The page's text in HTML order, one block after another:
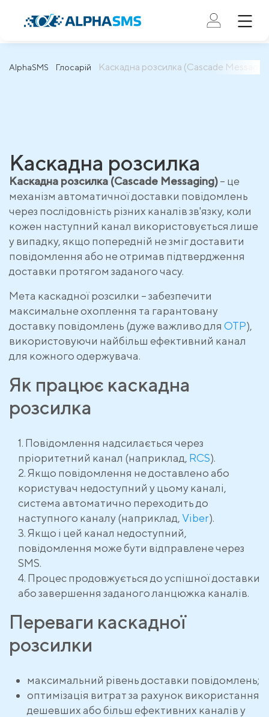
AlphaSMS Глосарій Каскадна розсилка (Cascade
Каскадна розсилка
Каскадна розсилка (Cascade Messaging)– це
механізм автоматичної доставки повідомлень
через послідовність різних каналів зв'язку, коли
кожен наступний канал використовується лише
у випадку, якщо попередній не зміг доставити
повідомлення або не отримав підтвердження
доставки протягом заданого часу.
Мета каскадної розсилки – забезпечити
максимальне охоплення та гарантовану
доставку повідомлень (дуже важливо для OTP),
використовуючи найбільш ефективний канал
для кожного одержувача.
Як працює каскадна
розсилка
Повідомлення надсилається через
пріоритетний канал (наприклад, RCS).
Якщо повідомлення не доставлено або
користувач недоступний у цьому каналі,
система автоматично переходить до
наступного каналу (наприклад,Viber).
Якщо і цей канал недоступний,
повідомлення може бути відправлене через
SMS.
Процес продовжується до успішної доставки
або завершення заданого ланцюжка каналів.
Переваги каскадної
розсилки
максимальний рівень доставки повідомлень;
оптимізація витрат за рахунок використання
дешевших або більш ефективних каналів у